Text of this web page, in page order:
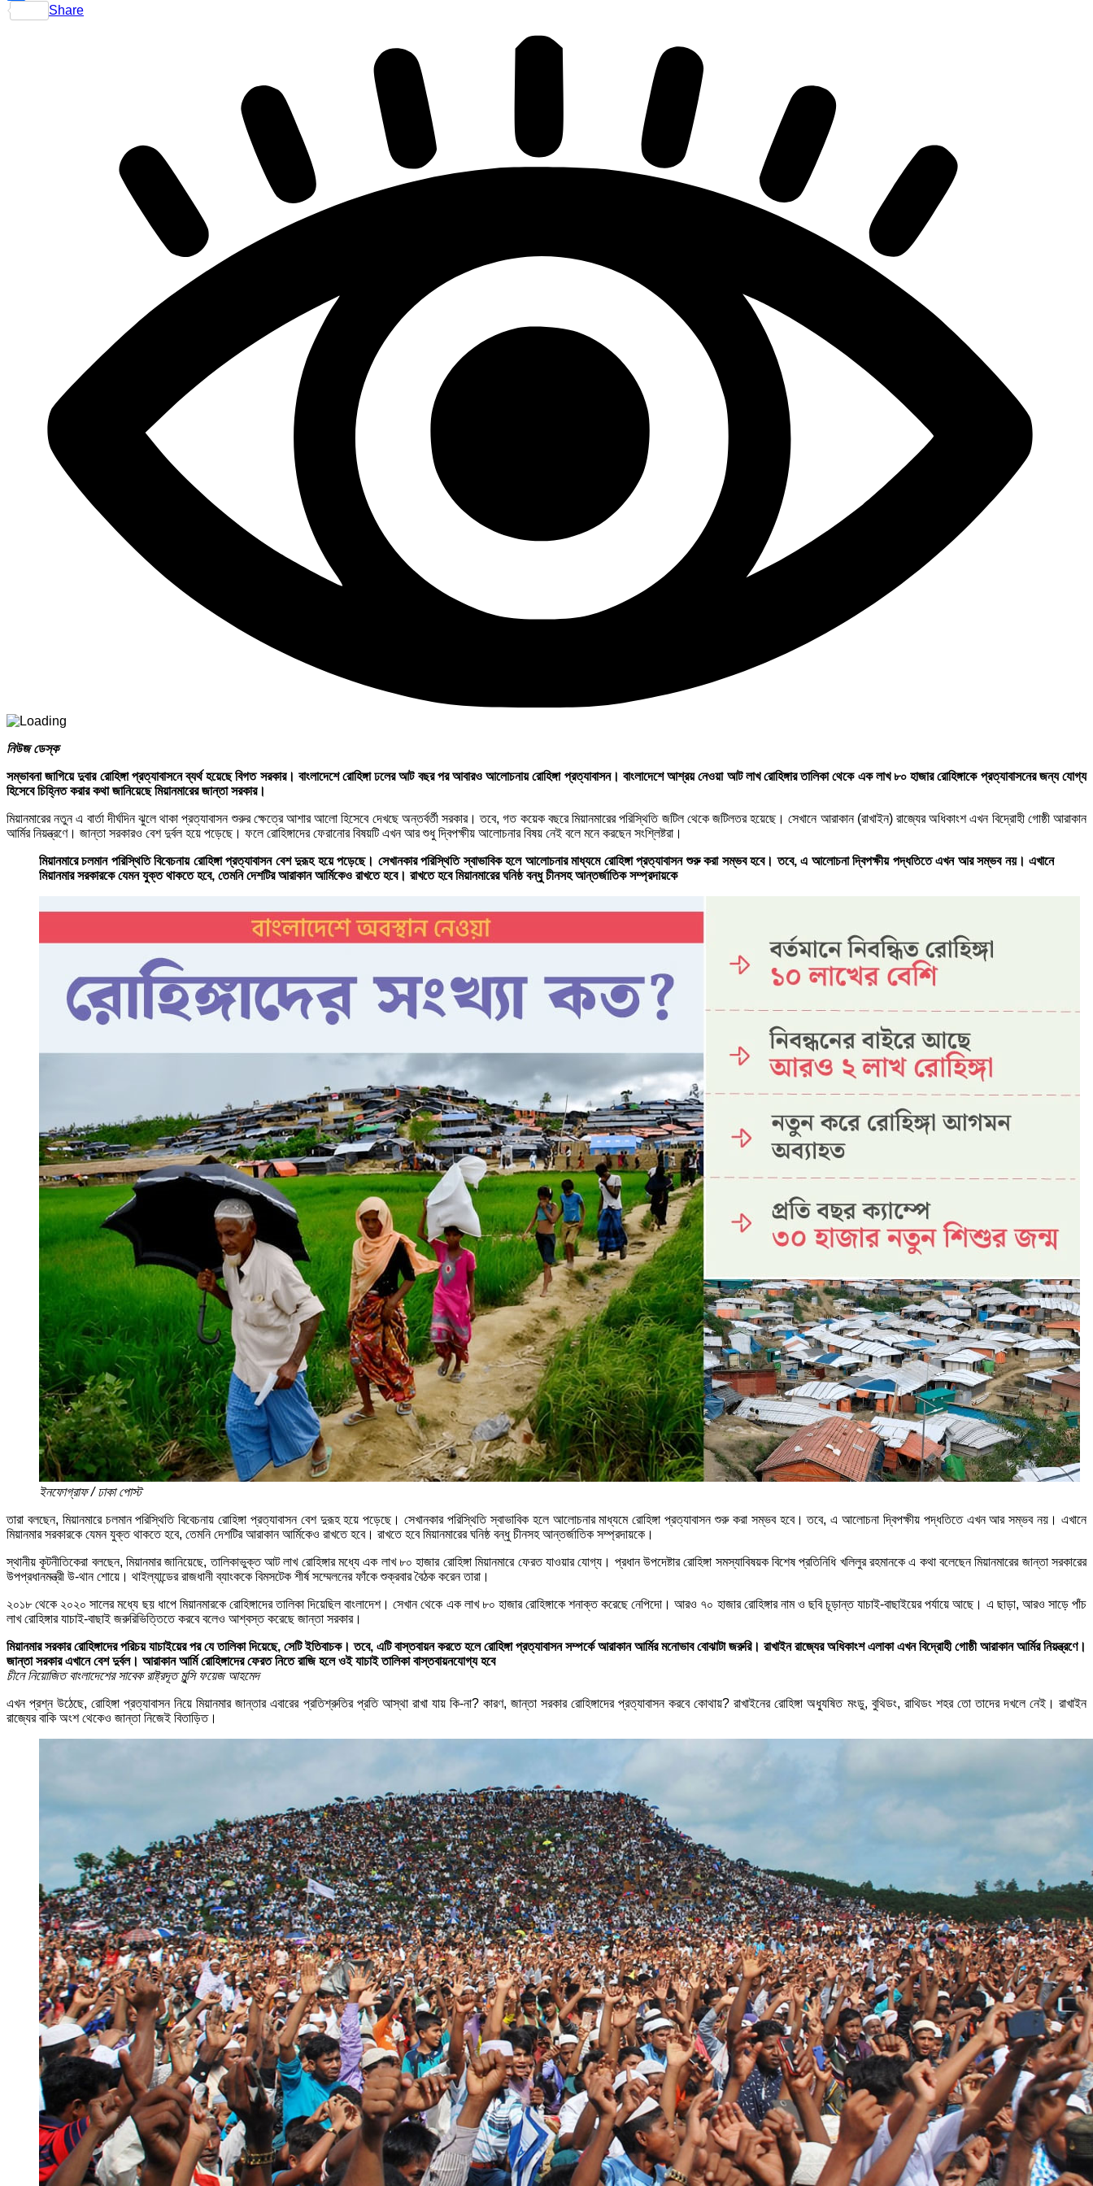
Share
নিউজ ডেস্ক
সম্ভাবনা জাগিয়ে দুবার রোহিঙ্গা প্রত্যাবাসনে ব্যর্থ হয়েছে বিগত সরকার। বাংলাদেশে রোহিঙ্গা ঢলের আট বছর পর আবারও আলোচনায় রোহিঙ্গা প্রত্যাবাসন। বাংলাদেশে আশ্রয় নেওয়া আট লাখ রোহিঙ্গার তালিকা থেকে এক লাখ ৮০ হাজার রোহিঙ্গাকে প্রত্যাবাসনের জন্য যোগ্য
হিসেবে চিহ্নিত করার কথা জানিয়েছে মিয়ানমারের জান্তা সরকার।
মিয়ানমারের নতুন এ বার্তা দীর্ঘদিন ঝুলে থাকা প্রত্যাবাসন শুরুর ক্ষেত্রে আশার আলো হিসেবে দেখছে অন্তর্বর্তী সরকার। তবে, গত কয়েক বছরে মিয়ানমারের পরিস্থিতি জটিল থেকে জটিলতর হয়েছে। সেখানে আরাকান (রাখাইন) রাজ্যের অধিকাংশ এখন বিদ্রোহী গোষ্ঠী আরাকান
আর্মির নিয়ন্ত্রণে। জান্তা সরকারও বেশ দুর্বল হয়ে পড়েছে। ফলে রোহিঙ্গাদের ফেরানোর বিষয়টি এখন আর শুধু দ্বিপক্ষীয় আলোচনার বিষয় নেই বলে মনে করছেন সংশ্লিষ্টরা।
মিয়ানমারে চলমান পরিস্থিতি বিবেচনায় রোহিঙ্গা প্রত্যাবাসন বেশ দুরূহ হয়ে পড়েছে। সেখানকার পরিস্থিতি স্বাভাবিক হলে আলোচনার মাধ্যমে রোহিঙ্গা প্রত্যাবাসন শুরু করা সম্ভব হবে। তবে, এ আলোচনা দ্বিপক্ষীয় পদ্ধতিতে এখন আর সম্ভব নয়। এখানে
মিয়ানমার সরকারকে যেমন যুক্ত থাকতে হবে, তেমনি দেশটির আরাকান আর্মিকেও রাখতে হবে। রাখতে হবে মিয়ানমারের ঘনিষ্ঠ বন্ধু চীনসহ আন্তর্জাতিক সম্প্রদায়কে
ইনফোগ্রাফ / ঢাকা পোস্ট
তারা বলছেন, মিয়ানমারে চলমান পরিস্থিতি বিবেচনায় রোহিঙ্গা প্রত্যাবাসন বেশ দুরূহ হয়ে পড়েছে। সেখানকার পরিস্থিতি স্বাভাবিক হলে আলোচনার মাধ্যমে রোহিঙ্গা প্রত্যাবাসন শুরু করা সম্ভব হবে। তবে, এ আলোচনা দ্বিপক্ষীয় পদ্ধতিতে এখন আর সম্ভব নয়। এখানে
মিয়ানমার সরকারকে যেমন যুক্ত থাকতে হবে, তেমনি দেশটির আরাকান আর্মিকেও রাখতে হবে। রাখতে হবে মিয়ানমারের ঘনিষ্ঠ বন্ধু চীনসহ আন্তর্জাতিক সম্প্রদায়কে।
স্থানীয় কূটনীতিকেরা বলছেন, মিয়ানমার জানিয়েছে, তালিকাভুক্ত আট লাখ রোহিঙ্গার মধ্যে এক লাখ ৮০ হাজার রোহিঙ্গা মিয়ানমারে ফেরত যাওয়ার যোগ্য। প্রধান উপদেষ্টার রোহিঙ্গা সমস্যাবিষয়ক বিশেষ প্রতিনিধি খলিলুর রহমানকে এ কথা বলেছেন মিয়ানমারের জান্তা সরকারের
উপপ্রধানমন্ত্রী উ-থান শোয়ে। থাইল্যান্ডের রাজধানী ব্যাংককে বিমসটেক শীর্ষ সম্মেলনের ফাঁকে শুক্রবার বৈঠক করেন তারা।
২০১৮ থেকে ২০২০ সালের মধ্যে ছয় ধাপে মিয়ানমারকে রোহিঙ্গাদের তালিকা দিয়েছিল বাংলাদেশ। সেখান থেকে এক লাখ ৮০ হাজার রোহিঙ্গাকে শনাক্ত করেছে নেপিদো। আরও ৭০ হাজার রোহিঙ্গার নাম ও ছবি চূড়ান্ত যাচাই-বাছাইয়ের পর্যায়ে আছে। এ ছাড়া, আরও সাড়ে পাঁচ
লাখ রোহিঙ্গার যাচাই-বাছাই জরুরিভিত্তিতে করবে বলেও আশ্বস্ত করেছে জান্তা সরকার।
মিয়ানমার সরকার রোহিঙ্গাদের পরিচয় যাচাইয়ের পর যে তালিকা দিয়েছে, সেটি ইতিবাচক। তবে, এটি বাস্তবায়ন করতে হলে রোহিঙ্গা প্রত্যাবাসন সম্পর্কে আরাকান আর্মির মনোভাব বোঝাটা জরুরি। রাখাইন রাজ্যের অধিকাংশ এলাকা এখন বিদ্রোহী গোষ্ঠী আরাকান আর্মির নিয়ন্ত্রণে।
জান্তা সরকার এখানে বেশ দুর্বল। আরাকান আর্মি রোহিঙ্গাদের ফেরত নিতে রাজি হলে ওই যাচাই তালিকা বাস্তবায়নযোগ্য হবে
চীনে নিয়োজিত বাংলাদেশের সাবেক রাষ্ট্রদূত মুন্সি ফয়েজ আহমেদ
এখন প্রশ্ন উঠেছে, রোহিঙ্গা প্রত্যাবাসন নিয়ে মিয়ানমার জান্তার এবারের প্রতিশ্রুতির প্রতি আস্থা রাখা যায় কি-না? কারণ, জান্তা সরকার রোহিঙ্গাদের প্রত্যাবাসন করবে কোথায়? রাখাইনের রোহিঙ্গা অধ্যুষিত মংডু, বুথিডং, রাথিডং শহর তো তাদের দখলে নেই। রাখাইন
রাজ্যের বাকি অংশ থেকেও জান্তা নিজেই বিতাড়িত।